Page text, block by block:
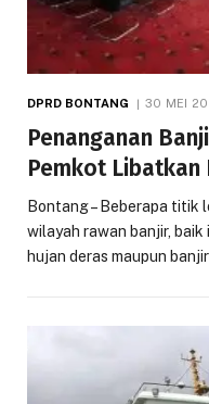
DPRD BONTANG 30 MEI
Penanganan
Pemkot Libatkan
Bontang – Beberapa titik
wilayah rawan banjir,
hujan deras maupun